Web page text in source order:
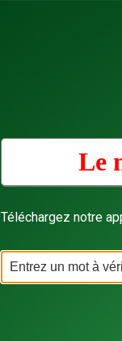
Le
Téléchargez notre